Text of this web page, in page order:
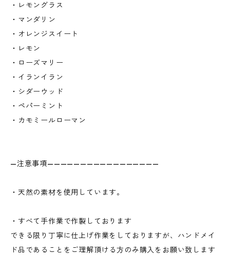
・レモングラス
・マンダリン
・オレンジスイート
・レモン
・ローズマリー
・イランイラン
・シダーウッド
・ペパーミント
・カモミールローマン
—注意事項—————————————————
・天然の素材を使用しています。
・すべて手作業で作製しております
できる限り丁寧に仕上げ作業をしておりますが、ハンドメイ
ド品であることをご理解頂ける方のみ購入をお願い致します